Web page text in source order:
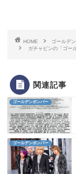
HOME
ゴールデ
ガチャピンの「ゴー
関連記事
ゴールデンボンバー
ゴールデンボンバー